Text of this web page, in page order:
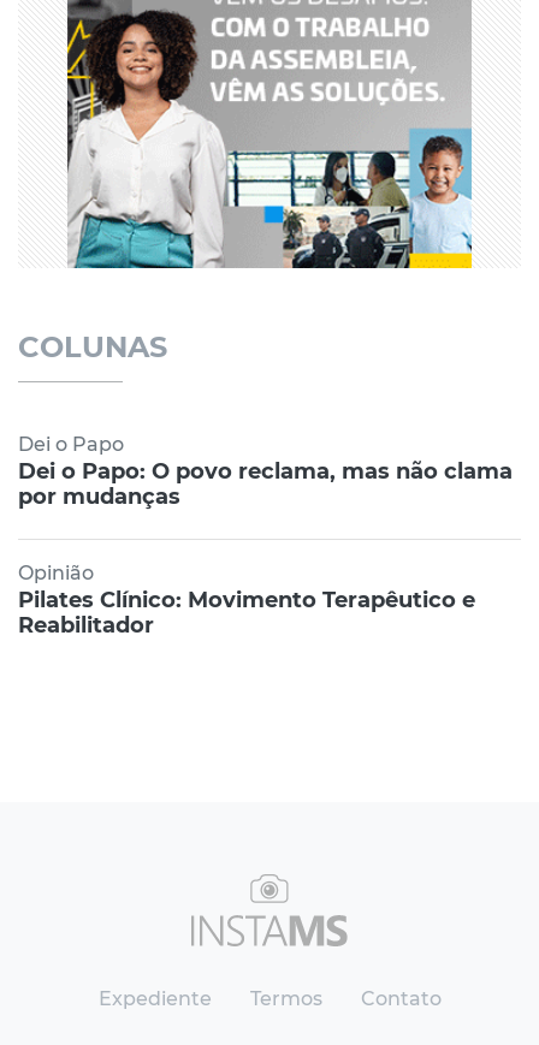
COLUNAS
Dei o Papo
Dei o Papo: O povo reclama, mas não clama
por mudanças
Opinião
Pilates Clínico: Movimento Terapêutico e
Reabilitador
Expediente Termos Contato